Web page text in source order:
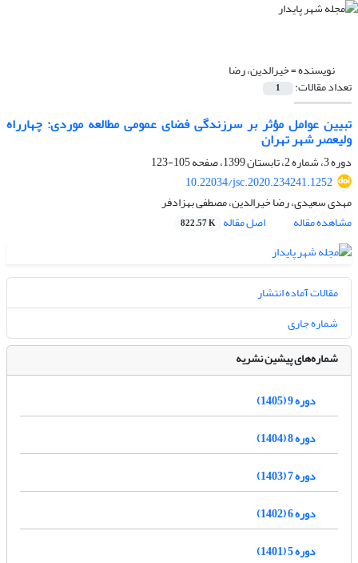
نویسنده =خیرالدین، رضا
تعداد مقالات: 1
تبیین عوامل مؤثر بر سرزندگی فضای عمومی مطالعه موردی: چهارراه
ولیعصر شهر تهران
دوره 3، شماره 2، تابستان 1399، صفحه
105-123
10.22034/jsc.2020.234241.1252
مهدی سعیدی، رضا خیرالدین، مصطفی بهزادفر
مشاهده مقاله
اصل مقاله 822.57 K
مقالات آماده انتشار
شماره جاری
شماره‌های پیشین نشریه
دوره 9 (1405)
دوره 8 (1404)
دوره 7 (1403)
دوره 6 (1402)
دوره 5 (1401)